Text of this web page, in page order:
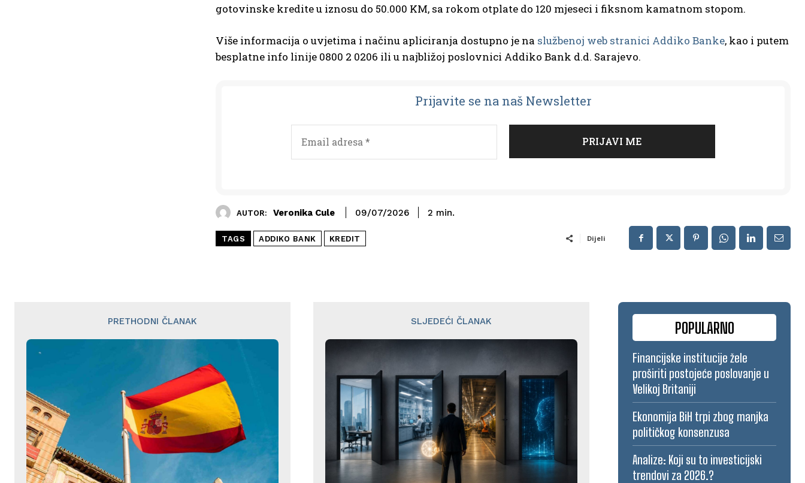
gotovinske kredite u iznosu do 50.000 KM, sa rokom otplate do 120 mjeseci i fiksnom kamatnom stopom.
Više informacija o uvjetima i načinu apliciranja dostupno je na službenoj web stranici Addiko Banke, kao i putem
besplatne info linije 0800 2 0206 ili u najbližoj poslovnici Addiko Bank d.d. Sarajevo.
Prijavite se na naš Newsletter
AUTOR: Veronika Cule 09/07/2026 2 min.
TAGS ADDIKO BANK KREDIT Dijeli
PRETHODNI ČLANAK SLJEDEĆI ČLANAK POPULARNO
Financijske institucije žele
proširiti postojeće poslovanje u
Velikoj Britaniji
Ekonomija BiH trpi zbog manjka
političkog konsenzusa
Analize: Koji su to investicijski
trendovi za 2026.?